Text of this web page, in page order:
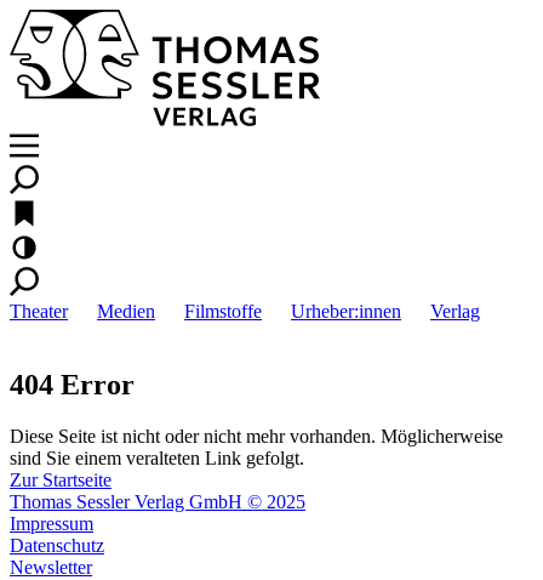
Theater Medien Filmstoffe Urheber:innen Verlag
404 Error
Diese Seite ist nicht oder nicht mehr vorhanden. Möglicherweise
sind Sie einem veralteten Link gefolgt.
Zur Startseite
Thomas Sessler Verlag GmbH © 2025
Impressum
Datenschutz
Newsletter